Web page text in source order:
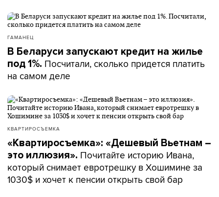
ГАМАНЕЦ
В Беларуси запускают кредит на жилье
под 1%. Посчитали, сколько придется платить
на самом деле
КВАРТИРОСЪЕМКА
«Квартиросъемка»: «Дешевый Вьетнам –
это иллюзия». Почитайте историю Ивана,
который снимает евротрешку в Хошимине за
1030$ и хочет к пенсии открыть свой бар